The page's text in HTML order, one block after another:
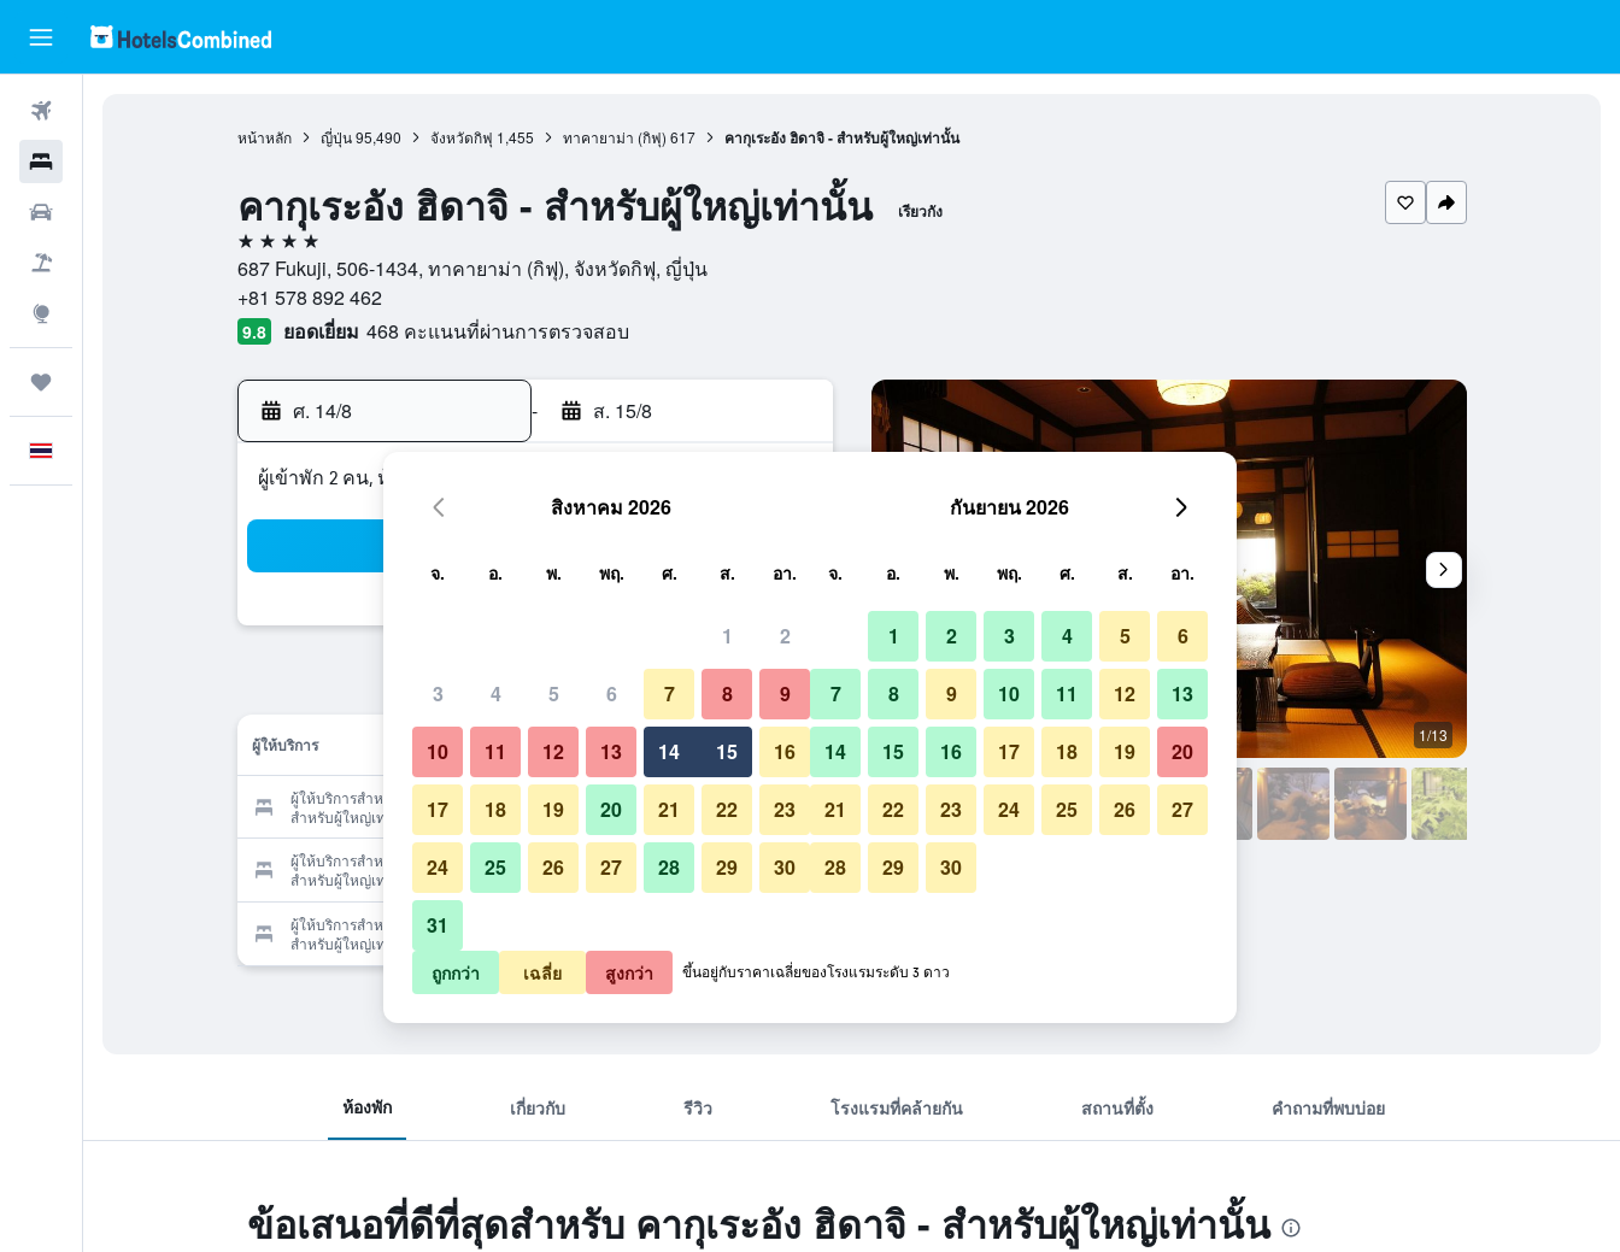
หน้าหลัก ญี่ปุ่น 95,490 จังหวัดกิฟุ 1,455 ทาคายาม่า (กิฟุ) 617 คากุเระอัง ฮิดาจิ - สำหรับผู้ใหญ่เท่านั้น
คากุเระอัง ฮิดาจิ - สำหรับผู้ใหญ่เท่านั้น เรียวกัง
4 ดาว
687 Fukuji, 506-1434, ทาคายาม่า (กิฟุ), จังหวัดกิฟุ, ญี่ปุ่น
+81 578 892 462
9.8 ยอดเยี่ยม 468 คะแนนที่ผ่านการตรวจสอบ
ศ. 14/8 - ส. 15/8
ผู้เข้าพัก 2 คน, ห้องพัก 1 ห้อง
ผู้ให้บริการ
ผู้ให้บริการสำหรับ คากุเระอัง ฮิดาจิ -
สำหรับผู้ใหญ่เท่านั้น
แสดงราคา
ผู้ให้บริการสำหรับ คากุเระอัง ฮิดาจิ -
สำหรับผู้ใหญ่เท่านั้น
แสดงราคา
ผู้ให้บริการสำหรับ คากุเระอัง ฮิดาจิ -
สำหรับผู้ใหญ่เท่านั้น
ห้องอาหาร 1/13
รูปภาพของ คากุเระอัง ฮิดาจิ - สำหรับผู้ใหญ่เท่านั้น
ห้องพัก เกี่ยวกับ รีวิว โรงแรมที่คล้ายกัน สถานที่ตั้ง คำถามที่พบบ่อย
ข้อเสนอที่ดีที่สุดสำหรับ คากุเระอัง ฮิดาจิ - สำหรับผู้ใหญ่เท่านั้น
สิงหาคม 2026
จ. อ. พ. พฤ. ศ. ส. อา.
1 2
3 4 5 6 7 8 9
10 11 12 13 14 15 16
17 18 19 20 21 22 23
24 25 26 27 28 29 30
31
กันยายน 2026
จ. อ. พ. พฤ. ศ. ส. อา.
1 2 3 4 5 6
7 8 9 10 11 12 13
14 15 16 17 18 19 20
21 22 23 24 25 26 27
28 29 30
ถูกกว่า เฉลี่ย สูงกว่า ขึ้นอยู่กับราคาเฉลี่ยของโรงแรมระดับ 3 ดาว